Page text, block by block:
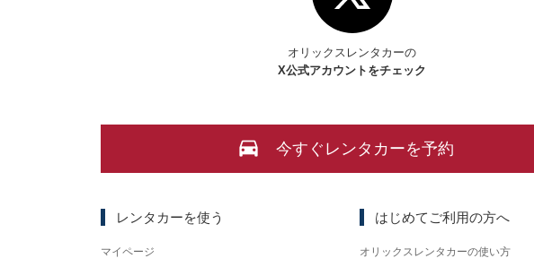
オリックスレンタカーの
X公式アカウントをチェック
今すぐレンタカーを予約
レンタカーを使う
マイページ
はじめてご利用の方へ
オリックスレンタカーの使い方